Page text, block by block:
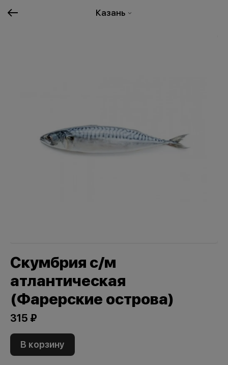
Казань
Скумбрия с/м
атлантическая
(Фарерские острова)
315 ₽
В корзину